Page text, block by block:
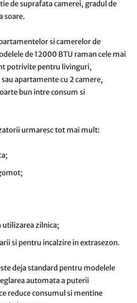
de suprafata camerei, gradul de
soare.
si camerelor de
de 12000 BTU raman cele mai
potrivite pentru livinguri,
apartamente cu 2 camere,
bun intre consum si
urmaresc tot mai mult:
utilizarea zilnica;
si pentru incalzire in extrasezon.
deja standard pentru modelele
automata a puterii
reduce consumul si mentine